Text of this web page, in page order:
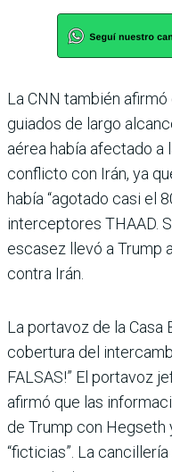
La CNN también
guiados de largo
aérea había afectado a
conflicto con Irán, ya
había “agotado casi el
interceptores THAAD.
escasez llevó a Trump
contra Irán.
La portavoz de la Casa
cobertura del
FALSAS!” El portavoz
afirmó que las
de Trump con Hegseth
“ficticias”. La